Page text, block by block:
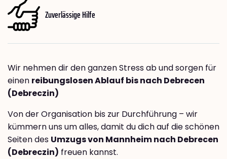
Zuverlässige Hilfe
Wir nehmen dir den ganzen Stress ab und sorgen für
einen reibungslosen Ablauf bis nach Debrecen
(Debreczin)
Von der Organisation bis zur Durchführung – wir
kümmern uns um alles, damit du dich auf die schönen
Seiten des Umzugs von Mannheim nach Debrecen
(Debreczin) freuen kannst.